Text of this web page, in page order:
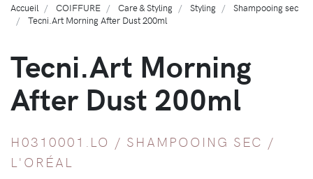
Accueil COIFFURE Care & Styling Styling
Shampooing sec
Tecni.Art Morning After Dust 200ml
Tecni.Art Morning
After Dust 200ml
H0310001.LO / SHAMPOOING SEC /
L'ORÉAL